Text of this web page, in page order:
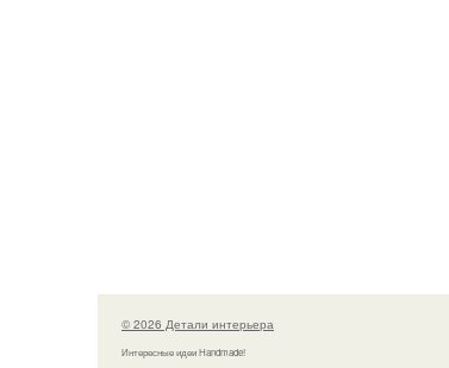
© 2026 Детали интерьера
Интересные идеи Handmade!